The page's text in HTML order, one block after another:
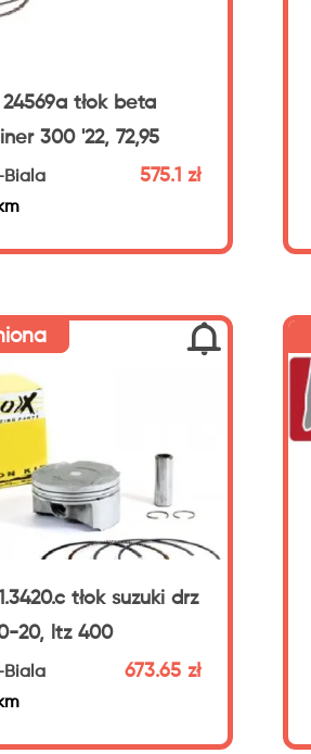
tłok beta
300 '22, 72,95
Biala
575.1 zł
tłok suzuki drz
20, ltz 400
Biala
673.65 zł